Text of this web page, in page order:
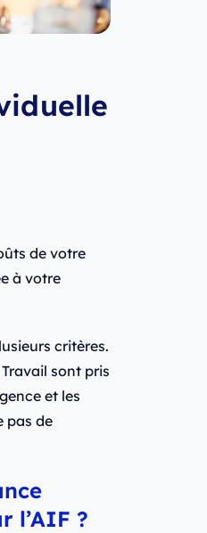
de votre
à votre
critères.
sont pris
et les
pas de
l’AIF ?